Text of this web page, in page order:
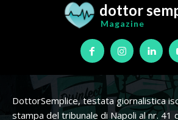
dottor
Magazine
DottorSemplice, testata giornalistica
stampa del tribunale di Napoli al nr. 41